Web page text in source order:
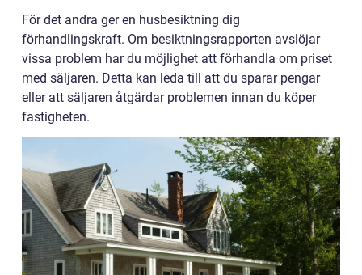
För det andra ger en husbesiktning dig
förhandlingskraft. Om besiktningsrapporten avslöjar
vissa problem har du möjlighet att förhandla om priset
med säljaren. Detta kan leda till att du sparar pengar
eller att säljaren åtgärdar problemen innan du köper
fastigheten.